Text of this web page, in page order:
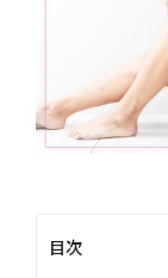
目次